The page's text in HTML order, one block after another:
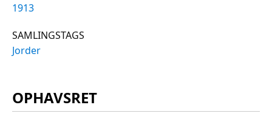
1913
SAMLINGSTAGS
Jorder
OPHAVSRET